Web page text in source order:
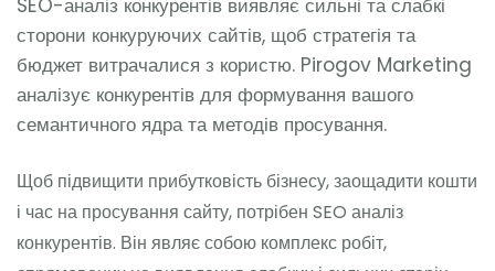
SEO-аналіз конкурентів виявляє сильні та слабкі
сторони конкуруючих сайтів, щоб стратегія та
бюджет витрачалися з користю. Pirogov Marketing
аналізує конкурентів для формування вашого
семантичного ядра та методів просування.
Щоб підвищити прибутковість бізнесу, заощадити кошти
і час на просування сайту, потрібен SEO аналіз
конкурентів. Він являє собою комплекс робіт,